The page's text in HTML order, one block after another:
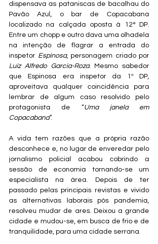
dispensava as pataniscas de bacalhau do
Pavão Azul, o bar de Copacabana
localizado na calçada oposta à 12° DP.
Entre um chopp e outro dava uma olhadela
na intenção de flagrar a entrada do
inspetor Espinosa
Luiz Alfredo Garcia-Roza. Mesmo sabedor
que Espinosa era inspetor da 1º DP,
aproveitava qualquer coincidência para
lembrar de algum caso resolvido pelo
protagonista de “Uma janela em
Copacabana”.
A vida tem razões que a própria razão
desconhece e, no lugar de enveredar pelo
jornalismo policial acabou cobrindo a
sessão de economia tornando-se um
especialista na área. Depois de ter
passado pelas principais revistas e vivido
as alternativas laborais pós pandemia,
resolveu mudar de ares. Deixou a grande
cidade e mudou-se, em busca de frio e de
tranquilidade, para uma cidade serrana.